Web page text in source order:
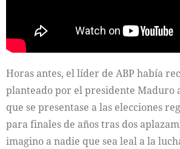
Horas antes, el líder de ABP había
planteado por el presidente Maduro
que se presentase a las elecciones
para finales de años tras dos
imagino a nadie que sea leal a la